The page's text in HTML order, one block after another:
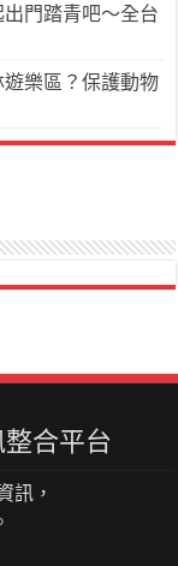
出門踏青吧～全台
遊樂區？保護動物
合平台
訊，